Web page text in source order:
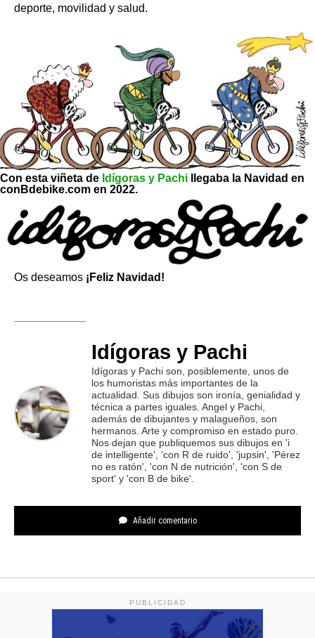
deporte, movilidad y salud.
Con esta viñeta de Idígoras y Pachi llegaba la Navidad en
conBdebike.com en 2022.
Os deseamos ¡Feliz Navidad!
Idígoras y Pachi
Idígoras y Pachi son, posiblemente, unos de
los humoristas más importantes de la
actualidad. Sus dibujos son ironía, genialidad y
técnica a partes iguales. Angel y Pachi,
además de dibujantes y malagueños, son
hermanos. Arte y compromiso en estado puro.
Nos dejan que publiquemos sus dibujos en 'i
de intelligente', 'con R de ruido', 'jupsin', 'Pérez
no es ratón', 'con N de nutrición', 'con S de
sport' y 'con B de bike'.
Añadir comentario
PUBLICIDAD